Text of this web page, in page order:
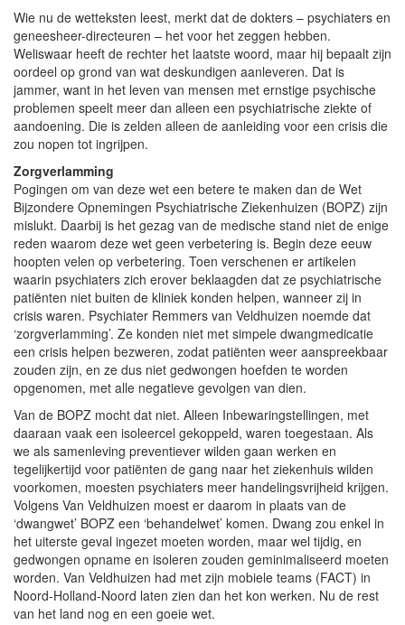
Wie nu de wetteksten leest, merkt dat de dokters – psychiaters en
geneesheer-directeuren – het voor het zeggen hebben.
Weliswaar heeft de rechter het laatste woord, maar hij bepaalt zijn
oordeel op grond van wat deskundigen aanleveren. Dat is
jammer, want in het leven van mensen met ernstige psychische
problemen speelt meer dan alleen een psychiatrische ziekte of
aandoening. Die is zelden alleen de aanleiding voor een crisis die
zou nopen tot ingrijpen.
Zorgverlamming
Pogingen om van deze wet een betere te maken dan de Wet
Bijzondere Opnemingen Psychiatrische Ziekenhuizen (BOPZ) zijn
mislukt. Daarbij is het gezag van de medische stand niet de enige
reden waarom deze wet geen verbetering is. Begin deze eeuw
hoopten velen op verbetering. Toen verschenen er artikelen
waarin psychiaters zich erover beklaagden dat ze psychiatrische
patiënten niet buiten de kliniek konden helpen, wanneer zij in
crisis waren. Psychiater Remmers van Veldhuizen noemde dat
‘zorgverlamming’. Ze konden niet met simpele dwangmedicatie
een crisis helpen bezweren, zodat patiënten weer aanspreekbaar
zouden zijn, en ze dus niet gedwongen hoefden te worden
opgenomen, met alle negatieve gevolgen van dien.
Van de BOPZ mocht dat niet. Alleen Inbewaringstellingen, met
daaraan vaak een isoleercel gekoppeld, waren toegestaan. Als
we als samenleving preventiever wilden gaan werken en
tegelijkertijd voor patiënten de gang naar het ziekenhuis wilden
voorkomen, moesten psychiaters meer handelingsvrijheid krijgen.
Volgens Van Veldhuizen moest er daarom in plaats van de
‘dwangwet’ BOPZ een ‘behandelwet’ komen. Dwang zou enkel in
het uiterste geval ingezet moeten worden, maar wel tijdig, en
gedwongen opname en isoleren zouden geminimaliseerd moeten
worden. Van Veldhuizen had met zijn mobiele teams (FACT) in
Noord-Holland-Noord laten zien dan het kon werken. Nu de rest
van het land nog en een goeie wet.